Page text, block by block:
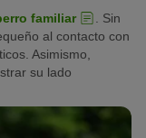
familiar
. Sin
al contacto con
Asimismo,
su lado